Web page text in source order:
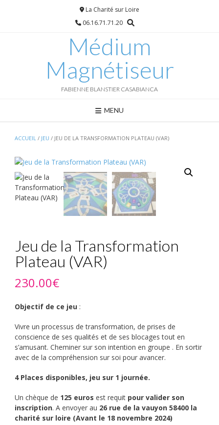
La Charité sur Loire
06.16.71.71.20
Médium
Magnétiseur
FABIENNE BLANSTIER CASABIANCA
MENU
ACCUEIL / JEU / JEU DE LA TRANSFORMATION PLATEAU (VAR)
Jeu de la Transformation
Plateau (VAR)
230.00€
Objectif de ce jeu :
Vivre un processus de transformation, de prises de
conscience de ses qualités et de ses blocages tout en
s’amusant. Cheminer sur son intention en groupe . En sortir
avec de la compréhension sur soi pour avancer.
4 Places disponibles, jeu sur 1 journée.
Un chèque de 125 euros est requit pour valider son
inscription. A envoyer au 26 rue de la vauyon 58400 la
charité sur loire (Avant le 18 novembre 2024)